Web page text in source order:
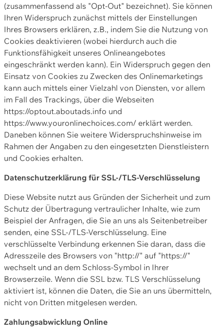
(zusammenfassend als "Opt-Out" bezeichnet). Sie können
Ihren Widerspruch zunächst mittels der Einstellungen
Ihres Browsers erklären, z.B., indem Sie die Nutzung von
Cookies deaktivieren (wobei hierdurch auch die
Funktionsfähigkeit unseres Onlineangebotes
eingeschränkt werden kann). Ein Widerspruch gegen den
Einsatz von Cookies zu Zwecken des Onlinemarketings
kann auch mittels einer Vielzahl von Diensten, vor allem
im Fall des Trackings, über die Webseiten
https://optout.aboutads.info und
https://www.youronlinechoices.com/ erklärt werden.
Daneben können Sie weitere Widerspruchshinweise im
Rahmen der Angaben zu den eingesetzten Dienstleistern
und Cookies erhalten.
Datenschutzerklärung für SSL-/TLS-Verschlüsselung
Diese Website nutzt aus Gründen der Sicherheit und zum
Schutz der Übertragung vertraulicher Inhalte, wie zum
Beispiel der Anfragen, die Sie an uns als Seitenbetreiber
senden, eine SSL-/TLS-Verschlüsselung. Eine
verschlüsselte Verbindung erkennen Sie daran, dass die
Adresszeile des Browsers von "http://" auf "https://"
wechselt und an dem Schloss-Symbol in Ihrer
Browserzeile. Wenn die SSL bzw. TLS Verschlüsselung
aktiviert ist, können die Daten, die Sie an uns übermitteln,
nicht von Dritten mitgelesen werden.
Zahlungsabwicklung Online